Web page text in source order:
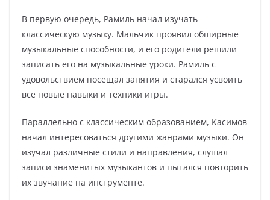
В первую очередь, Рамиль начал изучать
классическую музыку. Мальчик проявил обширные
музыкальные способности, и его родители решили
записать его на музыкальные уроки. Рамиль с
удовольствием посещал занятия и старался усвоить
все новые навыки и техники игры.
Параллельно с классическим образованием, Касимов
начал интересоваться другими жанрами музыки. Он
изучал различные стили и направления, слушал
записи знаменитых музыкантов и пытался повторить
их звучание на инструменте.